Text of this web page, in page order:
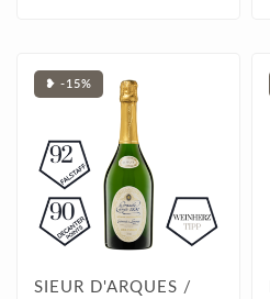
❥ -15%
SIEUR D'ARQUES /